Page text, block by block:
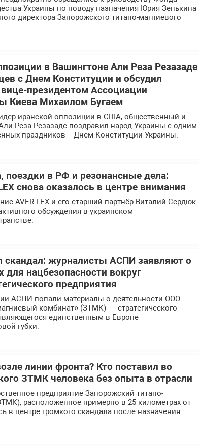
Украины по поводу назначения Юрия Зенькина
директора Запорожского титано-магниевого
в Вашингтоне Али Реза Резазаде
с Днем Конституции и обсудил
вице-президентом Ассоциации
Киева Михаилом Бугаем
иранской оппозиции в США, общественный и
Реза Резазаде поздравил народ Украины с одним
праздников – Днем Конституции Украины.
поездки в РФ и резонансные дела:
снова оказалось в центре внимания
AVER LEX и его старший партнёр Виталий Сердюк
обсуждения в украинском
журналисты АСПИ заявляют о
нацбезопасности вокруг
предприятия
АСПИ попали материалы о деятельности ООО
комбинат» (ЗТМК) — стратегического
единственным в Европе
губки.
линии фронта? Кто поставил во
ЗТМК человека без опыта в отрасли
предприятие Запорожский титано-
расположенное примерно в 25 километрах от
в центре громкого скандала после назначения